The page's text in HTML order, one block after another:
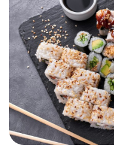
Сэндвич
Поке и буррито